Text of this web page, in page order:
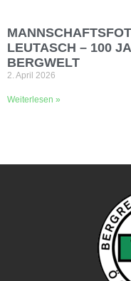
LEUTASCH – 100
BERGWELT
2. April 2026
Weiterlesen »